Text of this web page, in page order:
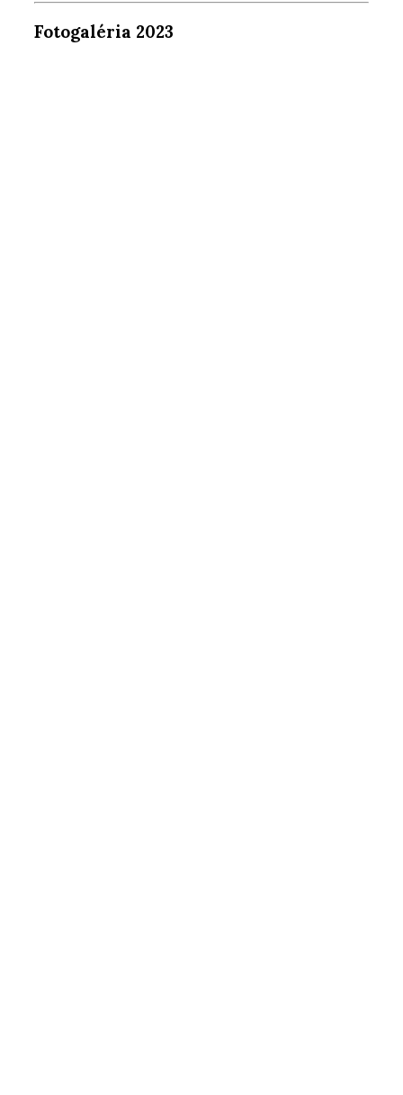
Fotogaléria 2023